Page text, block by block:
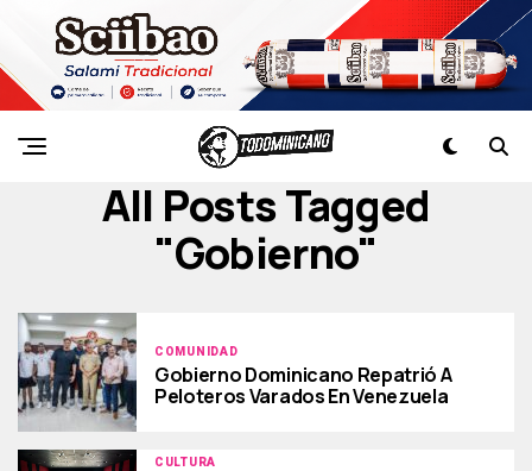
All Posts Tagged
"gobierno"
COMUNIDAD
Gobierno Dominicano Repatrió A
Peloteros Varados En Venezuela
CULTURA